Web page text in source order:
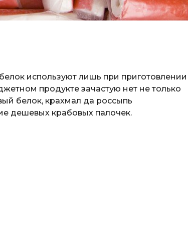
используют лишь при приготовлении
продукте зачастую нет не только
белок, крахмал да россыпь
дешевых крабовых палочек.